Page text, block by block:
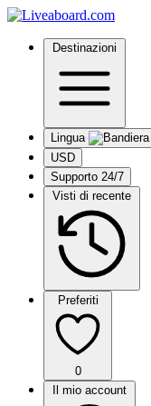
Destinazioni
Lingua
USD
Supporto 24/7
Visti di recente
Preferiti
0
Il mio account